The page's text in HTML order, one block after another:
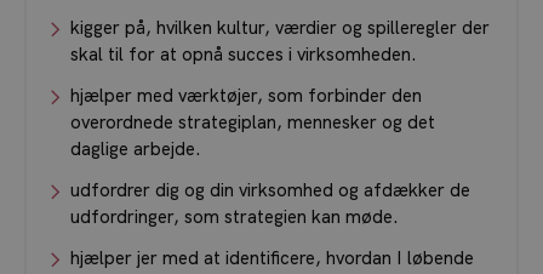
kigger på, hvilken kultur, værdier og spilleregler der
skal til for at opnå succes i virksomheden.
hjælper med værktøjer, som forbinder den
overordnede strategiplan, mennesker og det
daglige arbejde.
udfordrer dig og din virksomhed og afdækker de
udfordringer, som strategien kan møde.
hjælper jer med at identificere, hvordan I løbende